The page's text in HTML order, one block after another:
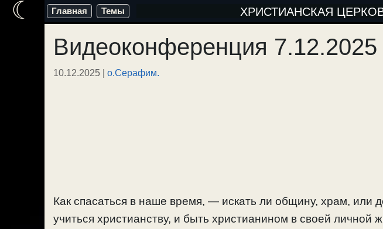
Перейти
содержимому
Главная Темы ХРИСТИАНСКАЯ
Видеоконференция 7.12.2025
10.12.2025 | о.Серафим.
Как спасаться в наше время, — искать ли общину, храм, или
учиться христианству, и быть христианином в своей личной
☾